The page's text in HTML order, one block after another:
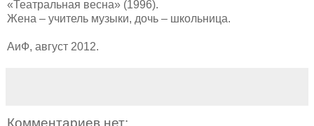
«Театральная весна» (1996).
Жена – учитель музыки, дочь – школьница.
АиФ, август 2012.
Комментариев нет: